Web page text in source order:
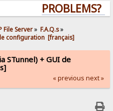
PROBLEMS?
File Server» F.A.Q.s»
configuration  [français]
STunnel) + GUI de
« previous next »